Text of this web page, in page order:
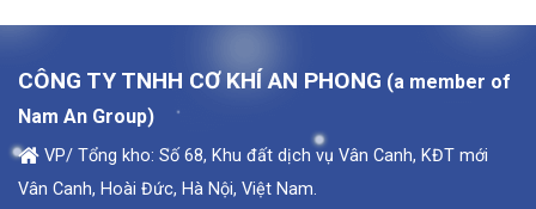
CÔNG TY TNHH CƠ KHÍ AN PHONG (a member of
Nam An Group)
VP/ Tổng kho: Số 68, Khu đất dịch vụ Vân Canh, KĐT mới
Vân Canh, Hoài Đức, Hà Nội, Việt Nam.